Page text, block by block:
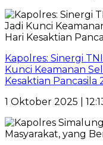
Kapolres: Sinergi
Kunci Keamanan
Kesaktian Pancasila
1 Oktober 2025 |